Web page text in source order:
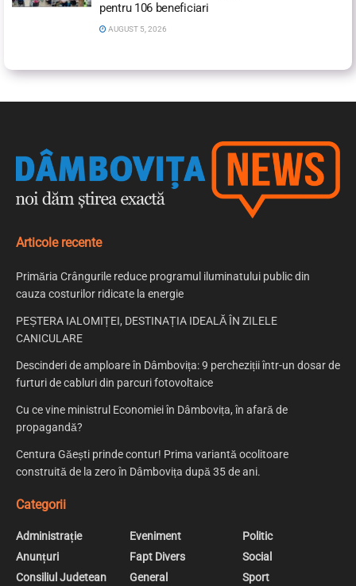
pentru 106 beneficiari
AUGUST 5, 2026
Articole recente
Primăria Crângurile reduce programul iluminatului public din
cauza costurilor ridicate la energie
PEȘTERA IALOMIȚEI, DESTINAȚIA IDEALĂ ÎN ZILELE
CANICULARE
Descinderi de amploare în Dâmbovița: 9 percheziții într-un dosar de
furturi de cabluri din parcuri fotovoltaice
Cu ce vine ministrul Economiei în Dâmbovița, în afară de
propagandă?
Centura Găești prinde contur! Prima variantă ocolitoare
construită de la zero în Dâmbovița după 35 de ani.
Categorii
Administrație
Anunțuri
Consiliul Judetean
Eveniment
Fapt Divers
General
Politic
Social
Sport